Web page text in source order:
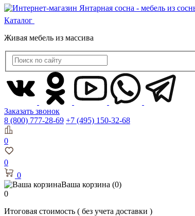
Каталог
Живая мебель из массива
Заказать звонок
8 (800) 777-28-69 +7 (495) 150-32-68
0
0
0
Ваша корзина (0)
0
Итоговая стоимость ( без учета доставки )